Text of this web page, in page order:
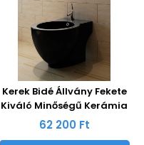
Kerek Bidé Állvány Fekete
Kiváló Minőségű Kerámia
62 200 Ft